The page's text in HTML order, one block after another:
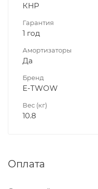
КНР
Гарантия
1 год
Амортизаторы
Да
Бренд
E-TWOW
Вес (кг)
10.8
Оплата